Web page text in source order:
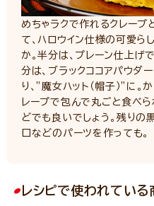
めちゃラクで作れるクレー
て、ハロウイン仕様の可愛ら
か。半分は、プレーン仕上げ
分は、ブラックココアパウダ
り、”魔女ハット（帽子）”に
レープで包んで丸ごと食べら
どでも良いでしょう。残りの
口などのパーツを作っても。
レシピで使われている